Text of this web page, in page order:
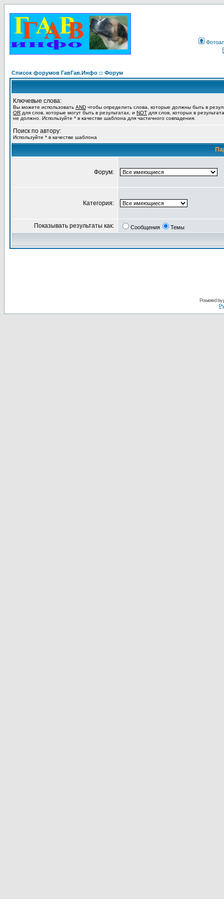
Список форумов ГавГав.Инфо :: Форум
Ключевые слова:
Вы можете использовать AND чтобы определить слова, которые должны быть в
OR для слов, которые могут быть в результатах, и NOT для слов, которых в
не должно. Используйте * в качестве шаблона для частичного совпадения.
Поиск по автору:
Используйте * в качестве шаблона
Форум:
Категория:
Показывать результаты как: Сообщения Темы
Powered by